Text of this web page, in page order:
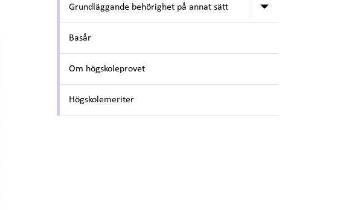
Grundläggande behörighet på annat sätt Undermeny
Basår
Om högskoleprovet
Högskolemeriter